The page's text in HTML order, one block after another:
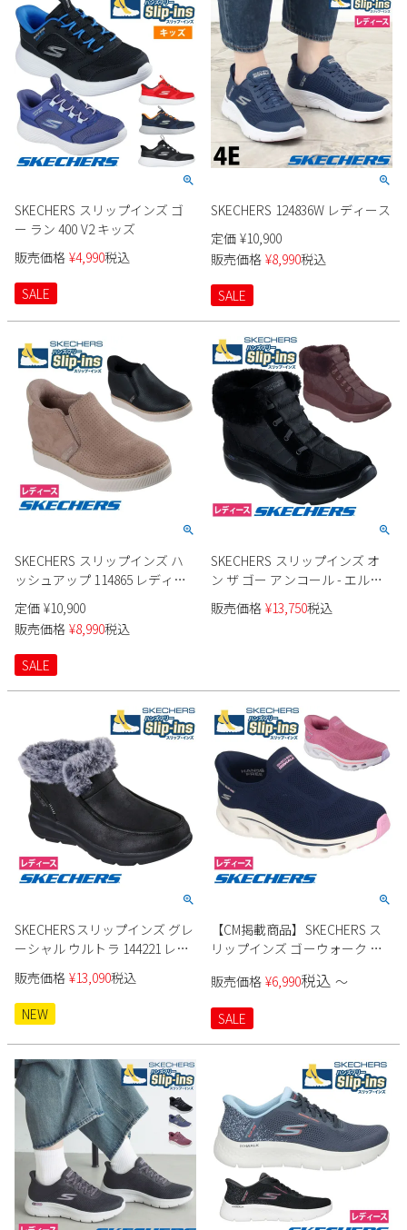
SKECHERS スリップインズ ゴ
ー ラン 400 V2 キッズ
販売価格 ¥4,990税込
SALE
SKECHERS 124836W レディース
定価 ¥10,900
販売価格 ¥8,990税込
SALE
SKECHERS スリップインズ ハ
ッシュアップ 114865 レディー
ス
定価 ¥10,900
販売価格 ¥8,990税込
SALE
SKECHERS スリップインズ オ
ン ザ ゴー アンコール - エルサ
144841 レディース
販売価格 ¥13,750税込
SKECHERSスリップインズ グレ
ーシャル ウルトラ 144221 レデ
ィース
販売価格 ¥13,090税込
NEW
【CM掲載商品】SKECHERS ス
リップインズ ゴーウォーク グ
125120 レディース
販売価格 ¥6,990税込 〜
SALE